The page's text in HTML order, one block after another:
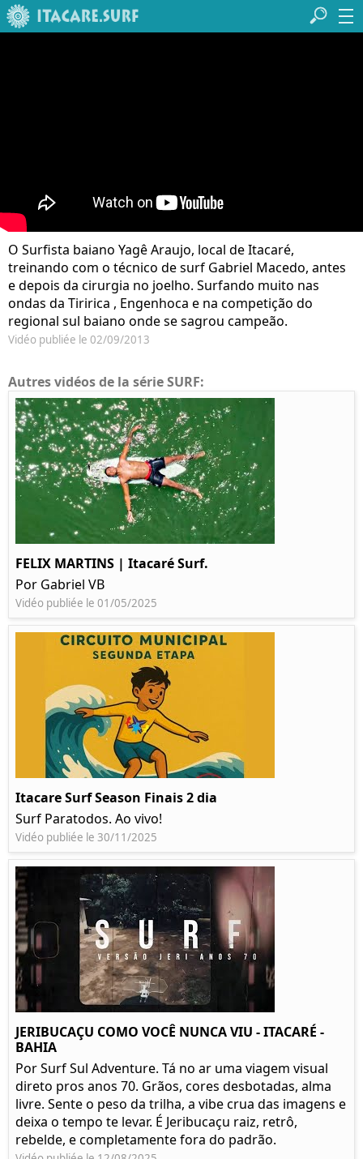
O Surfista baiano Yagê Araujo, local de Itacaré,
treinando com o técnico de surf Gabriel Macedo, antes
e depois da cirurgia no joelho. Surfando muito nas
ondas da Tiririca , Engenhoca e na competição do
regional sul baiano onde se sagrou campeão.
Vidéo publiée le 02/09/2013
Autres vidéos de la série SURF:
FELIX MARTINS | Itacaré Surf.
Por Gabriel VB
Vidéo publiée le 01/05/2025
Itacare Surf Season Finais 2 dia
Surf Paratodos. Ao vivo!
Vidéo publiée le 30/11/2025
JERIBUCAÇU COMO VOCÊ NUNCA VIU - ITACARÉ -
BAHIA
Por Surf Sul Adventure. Tá no ar uma viagem visual
direto pros anos 70. Grãos, cores desbotadas, alma
livre. Sente o peso da trilha, a vibe crua das imagens e
deixa o tempo te levar. É Jeribucaçu raiz, retrô,
rebelde, e completamente fora do padrão.